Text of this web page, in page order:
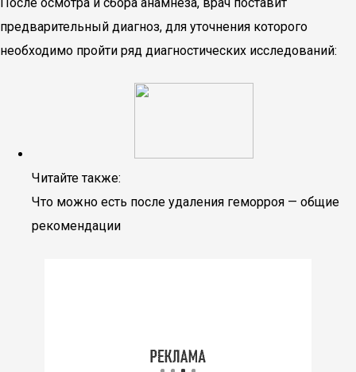
предварительный диагноз, для уточнения которого
необходимо пройти ряд диагностических исследований:
Читайте также:
Что можно есть после удаления геморроя — общие
рекомендации